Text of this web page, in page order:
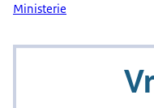
Ministerie